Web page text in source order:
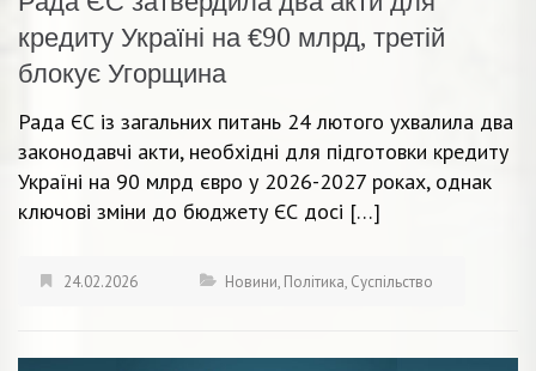
кредиту Україні на €90 млрд, третій
блокує Угорщина
Рада ЄС із загальних питань 24 лютого ухвалила два
законодавчі акти, необхідні для підготовки кредиту
Україні на 90 млрд євро у 2026-2027 роках, однак
ключові зміни до бюджету ЄС досі […]
24.02.2026 Новини, Політика, Суспільство